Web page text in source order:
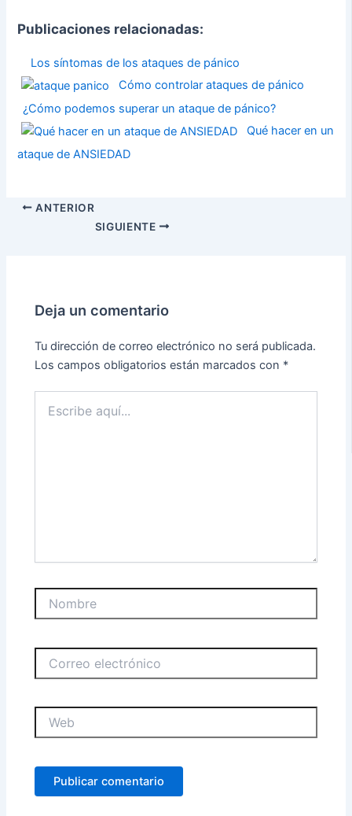
Publicaciones relacionadas:
Los síntomas de los ataques de pánico
Cómo controlar ataques de pánico
¿Cómo podemos superar un ataque de pánico?
Qué hacer en un
ataque de ANSIEDAD
ANTERIOR
SIGUIENTE
Deja un comentario
Tu dirección de correo electrónico no será publicada.
Los campos obligatorios están marcados con *
aquí...
electrónico